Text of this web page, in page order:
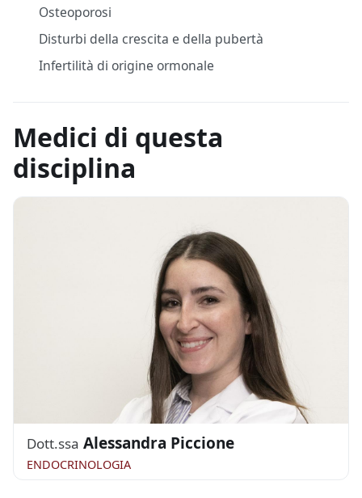
Osteoporosi
Disturbi della crescita e della pubertà
Infertilità di origine ormonale
Medici di questa
disciplina
Dott.ssa Alessandra Piccione
ENDOCRINOLOGIA